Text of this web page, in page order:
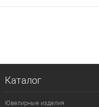
Каталог
Ювелирные изделия